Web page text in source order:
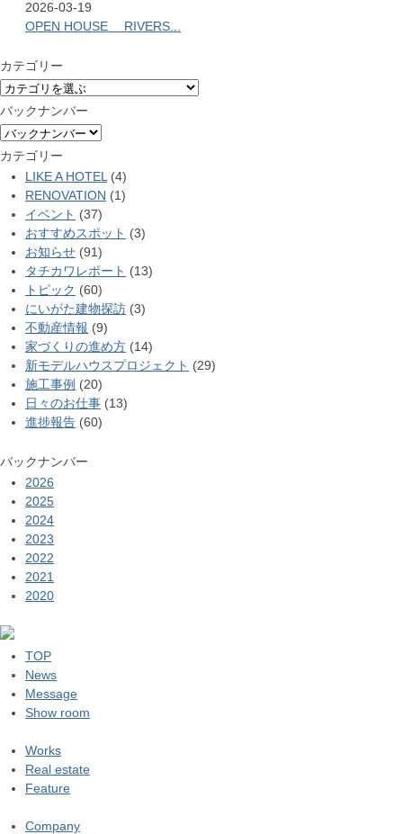
2026-03-19
OPEN HOUSE RIVERS...
カテゴリー
バックナンバー
カテゴリー
LIKE A HOTEL (4)
RENOVATION (1)
イベント (37)
おすすめスポット (3)
お知らせ (91)
タチカワレポート (13)
トピック (60)
にいがた建物探訪 (3)
不動産情報 (9)
家づくりの進め方 (14)
新モデルハウスプロジェクト (29)
施工事例 (20)
日々のお仕事 (13)
進捗報告 (60)
バックナンバー
2026
2025
2024
2023
2022
2021
2020
TOP
News
Message
Show room
Works
Real estate
Feature
Company